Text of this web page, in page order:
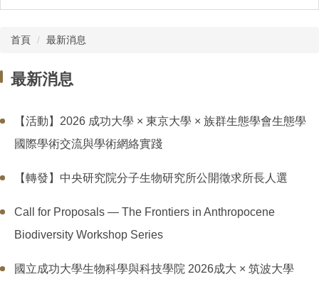
首頁 最新消息
最新消息
【活動】2026 成功大學 × 東京大學 × 族群生態學會生態學
國際學術交流與學術網絡實踐
【轉發】中央研究院分子生物研究所公開徵求所長人選
Call for Proposals — The Frontiers in Anthropocene
Biodiversity Workshop Series
國立成功大學生物科學與科技學院 2026成大 × 筑波大學